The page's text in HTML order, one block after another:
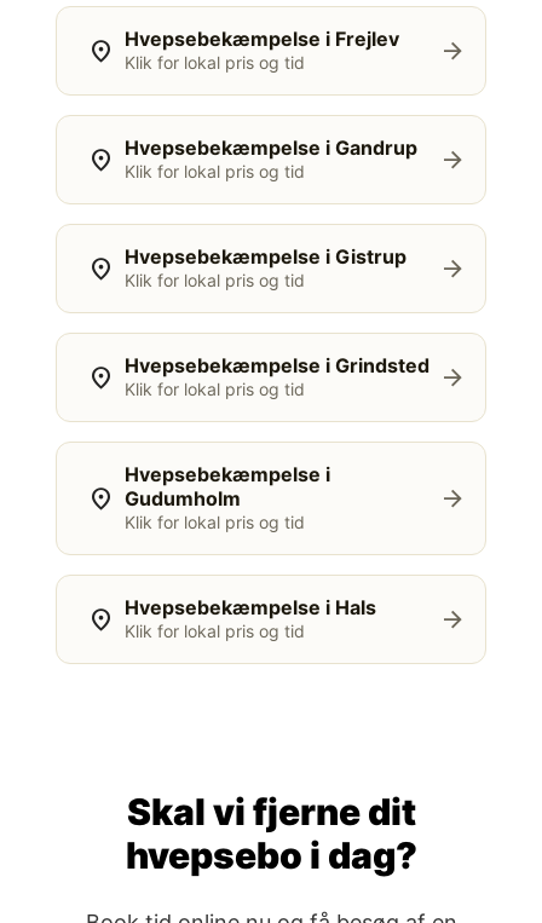
location_on Hvepsebekæmpelse i Frejlev
Klik for lokal pris og tid arrow_forward
location_on Hvepsebekæmpelse i Gandrup
Klik for lokal pris og tid arrow_forward
location_on Hvepsebekæmpelse i Gistrup
Klik for lokal pris og tid arrow_forward
location_on Hvepsebekæmpelse i Grindsted
Klik for lokal pris og tid arrow_forward
location_on
Hvepsebekæmpelse i
Gudumholm
Klik for lokal pris og tid
arrow_forward
location_on Hvepsebekæmpelse i Hals
Klik for lokal pris og tid arrow_forward
Skal vi fjerne dit
hvepsebo i dag?